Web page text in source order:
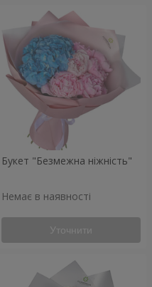
Букет "Безмежна ніжність"
Немає в наявності
Уточнити